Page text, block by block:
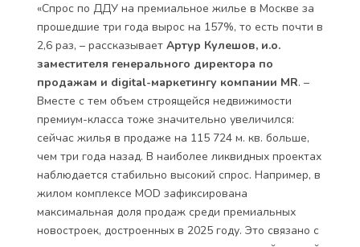
«Спрос по ДДУ на премиальное жилье в Москве за
прошедшие три года вырос на 157%, то есть почти в
2,6 раз, – рассказывает Артур Кулешов, и.о.
заместителя генерального директора по
продажам и digital-маркетингу компании MR. –
Вместе с тем объем строящейся недвижимости
премиум-класса тоже значительно увеличился:
сейчас жилья в продаже на 115 724 м. кв. больше,
чем три года назад. В наиболее ликвидных проектах
наблюдается стабильно высокий спрос. Например, в
жилом комплексе MOD зафиксирована
максимальная доля продаж среди премиальных
новостроек, достроенных в 2025 году. Это связано с